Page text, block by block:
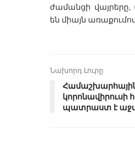
ժամանցի
են միայն
Նախորդ Լուրը
պատրաստ է